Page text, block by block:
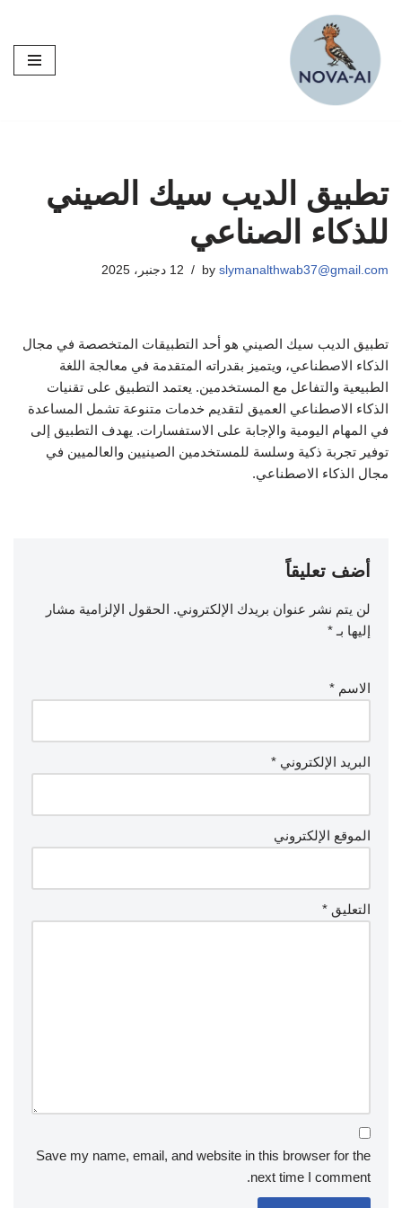
Skip
to
content
تطبيق الديب سيك الصيني
للذكاء الصناعي
by slymanalthwab37@gmail.com 12 دجنبر، 2025
تطبيق الديب سيك الصيني هو أحد التطبيقات المتخصصة في مجال
الذكاء الاصطناعي، ويتميز بقدراته المتقدمة في معالجة اللغة
الطبيعية والتفاعل مع المستخدمين. يعتمد التطبيق على تقنيات
الذكاء الاصطناعي العميق لتقديم خدمات متنوعة تشمل المساعدة
في المهام اليومية والإجابة على الاستفسارات. يهدف التطبيق إلى
توفير تجربة ذكية وسلسة للمستخدمين الصينيين والعالميين في
مجال الذكاء الاصطناعي.
أضف تعليقاً
لن يتم نشر عنوان بريدك الإلكتروني. الحقول الإلزامية مشار
إليها بـ *
الاسم *
البريد الإلكتروني *
الموقع الإلكتروني
التعليق *
Save my name, email, and website in this browser for the
next time I comment.